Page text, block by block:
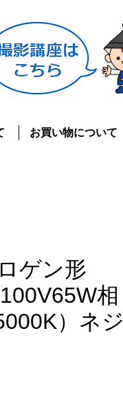
お買い物について
ゲン形
相
）ネジ